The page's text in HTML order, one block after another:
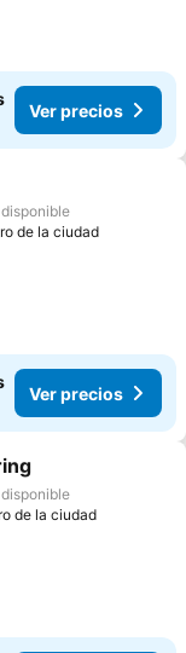
Ver precios
de la ciudad
Ver precios
de la ciudad